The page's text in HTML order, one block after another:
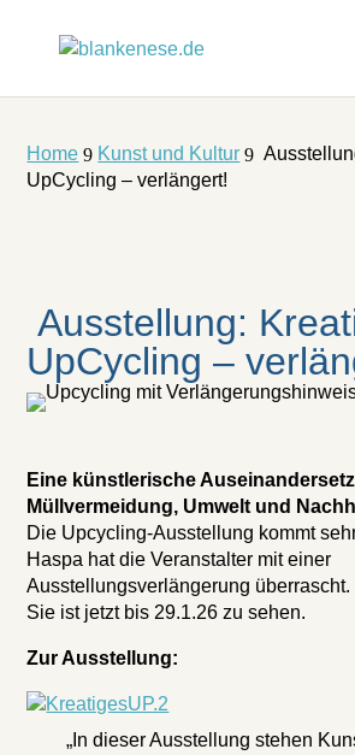
Home 9 Kunst und Kultur 9
UpCycling – verlängert!
Ausstellung:
UpCycling –
Eine künstlerische
Müllvermeidung, Umwelt und
Die Upcycling-Ausstellung kommt
Haspa hat die Veranstalter mit einer
Ausstellungsverlängerung überrascht.
Sie ist jetzt bis 29.1.26 zu sehen.
Zur Ausstellung:
„In dieser Ausstellung stehen